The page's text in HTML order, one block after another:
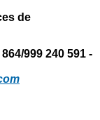
de
999 240 591 -